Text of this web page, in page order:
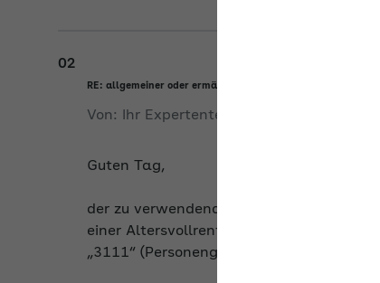
02
RE: allgemeiner oder ermäßigter Beitragssatz für
Von: Ihr Expertenteam
Guten Tag,
der zu verwendende
einer Altersvollrente für (besonders)
„3111“ (Personengruppenschlüssel